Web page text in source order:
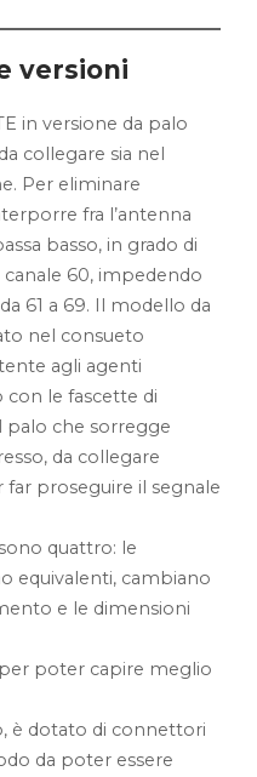
versioni
in versione da palo
collegare sia nel
Per eliminare
fra l’antenna
basso, in grado di
60, impedendo
61 a 69. Il modello da
nel consueto
agli agenti
le fascette di
palo che sorregge
da collegare
far proseguire il segnale
quattro: le
equivalenti, cambiano
e le dimensioni
poter capire meglio
è dotato di connettori
da poter essere